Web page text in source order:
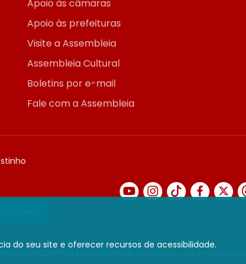
do seu site e oferecer recursos de acessibilidade.
Apoio às câmaras
Apoio às prefeituras
Visite a Assembleia
Assembleia Cultural
Boletins por e-mail
Fale com a Assembleia
pelo reCAPTCHA (aplicam-se sua